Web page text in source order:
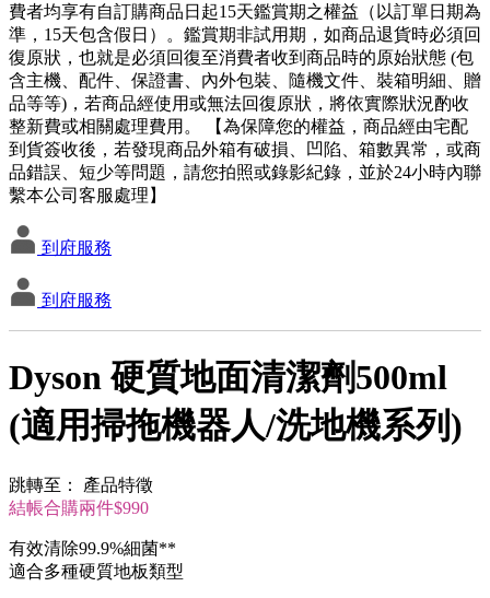
費者均享有自訂購商品日起15天鑑賞期之權益（以訂單日期為
準，15天包含假日）。鑑賞期非試用期，如商品退貨時必須回
復原狀，也就是必須回復至消費者收到商品時的原始狀態 (包
含主機、配件、保證書、內外包裝、隨機文件、裝箱明細、贈
品等等)，若商品經使用或無法回復原狀，將依實際狀況酌收
整新費或相關處理費用。 【為保障您的權益，商品經由宅配
到貨簽收後，若發現商品外箱有破損、凹陷、箱數異常，或商
品錯誤、短少等問題，請您拍照或錄影紀錄，並於24小時內聯
繫本公司客服處理】
到府服務
到府服務
Dyson 硬質地面清潔劑500ml
(適用掃拖機器人/洗地機系列)
跳轉至：
產品特徵
結帳合購兩件$990
有效清除99.9%細菌**
適合多種硬質地板類型